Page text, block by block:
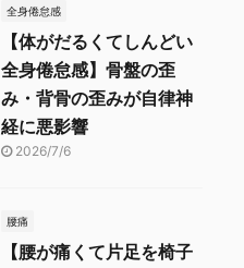
全身倦怠感
【体がだるくてしんどい
全身倦怠感】骨盤の歪
み・背骨の歪みが自律神
経に悪影響
2026/7/6
腰痛
【腰が痛くて片足を椅子